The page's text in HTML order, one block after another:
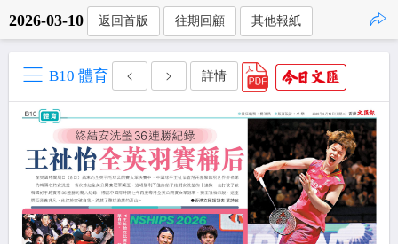
2026-03-10 返回首版 往期回顧 其他報紙
B10 體育 詳情